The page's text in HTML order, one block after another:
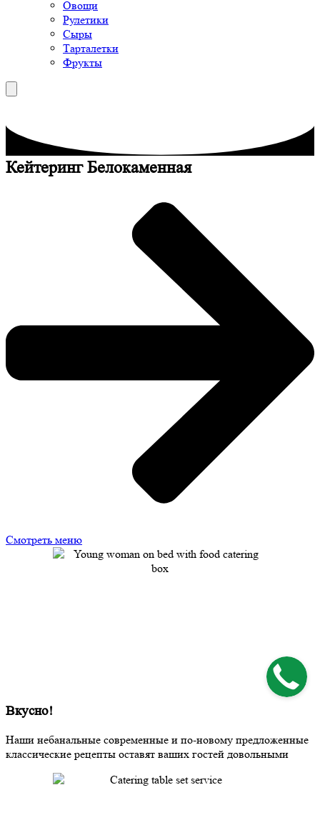
Овощи
Рулетики
Сыры
Тарталетки
Фрукты
Кейтеринг Белокаменная
Смотреть меню
Вкусно!
Наши небанальные современные и по-новому предложенные
классические рецепты оставят ваших гостей довольными